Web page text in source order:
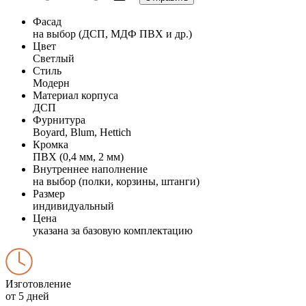
Фасад
на выбор (ДСП, МДФ ПВХ и др.)
Цвет
Светлый
Стиль
Модерн
Материал корпуса
ДСП
Фурнитура
Boyard, Blum, Hettich
Кромка
ПВХ (0,4 мм, 2 мм)
Внутреннее наполнение
на выбор (полки, корзины, штанги)
Размер
индивидуальный
Цена
указана за базовую комплектацию
Изготовление
от 5 дней